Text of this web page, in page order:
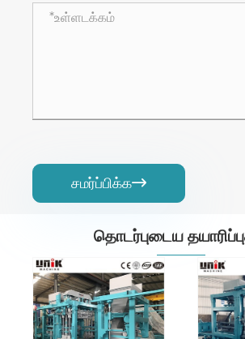
சமர்ப்பிக்க
தொடர்புடைய
தொகுதி
தயாரிக்கும்